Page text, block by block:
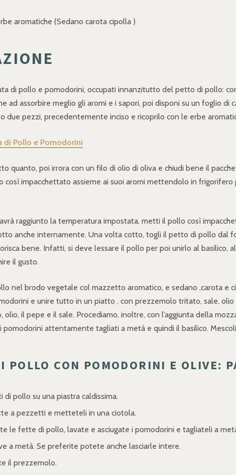
aromatiche (Sedano carota cipolla )
di pollo e pomodorini, occupati innanzitutto del petto di pollo:
ad assorbire meglio gli aromi e i sapori, poi disponi su un foglio
due pezzi, precedentemente inciso e ricoprilo con le erbe
di Pollo e Pomodorini
quanto, poi irrora con un filo di olio di oliva e chiudi bene il
così impacchettato assieme ai suoi aromi mettendolo in
raggiunto la temperatura impostata, metti il pollo così
anche internamente. Una volta cotto, togli il petto di pollo dal
bene. Infatti, si deve lessare il pollo per poi unirlo al
il gusto.
nel brodo vegetale col mazzetto aromatico, e sedano ,carota
e unire tutto in un piatto , con prezzemolo tritato, sale,
olio, il pepe e il sale. Procediamo, inoltre, con l’aggiunta della
pomodorini attentamente tagliati a metà e quindi il basilico.
POLLO CON POMODORINI E OLIVE:
di pollo su una piastra caldissima.
a pezzetti e metteteli in una ciotola.
le fette di pollo, lavate e asciugate i pomodorini e tagliateli a
a metà. Se preferite potete anche lasciarle intere.
il prezzemolo.